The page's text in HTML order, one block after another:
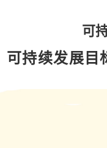
可
可持续发展目